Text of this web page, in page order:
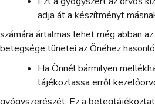
adja át a készítményt
számára ártalmas lehet még abban
betegsége tünetei az Önéhez
Ha Önnél bármilyen
tájékoztassa erről